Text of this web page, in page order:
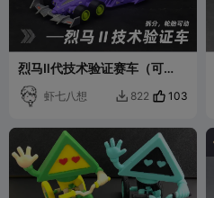
烈马Ⅱ代技术验证赛车（可
动）
虾七八想  822 103